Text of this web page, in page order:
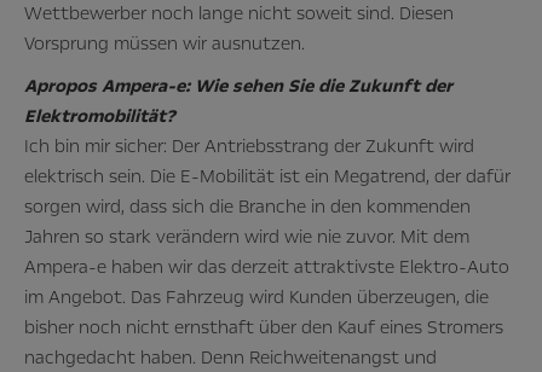
Wettbewerber noch lange nicht soweit sind. Diesen
Vorsprung müssen wir ausnutzen.
Apropos Ampera-e: Wie sehen Sie die Zukunft der
Elektromobilität?
Ich bin mir sicher: Der Antriebsstrang der Zukunft wird
elektrisch sein. Die E-Mobilität ist ein Megatrend, der dafür
sorgen wird, dass sich die Branche in den kommenden
Jahren so stark verändern wird wie nie zuvor. Mit dem
Ampera-e haben wir das derzeit attraktivste Elektro-Auto
im Angebot. Das Fahrzeug wird Kunden überzeugen, die
bisher noch nicht ernsthaft über den Kauf eines Stromers
nachgedacht haben. Denn Reichweitenangst und